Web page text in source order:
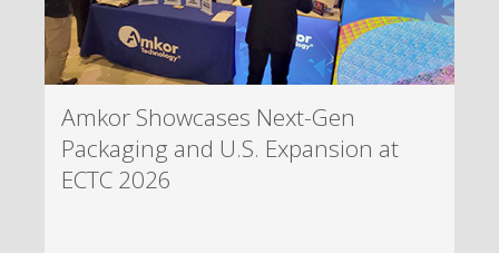
Amkor Showcases Next-Gen
Packaging and U.S. Expansion at
ECTC 2026